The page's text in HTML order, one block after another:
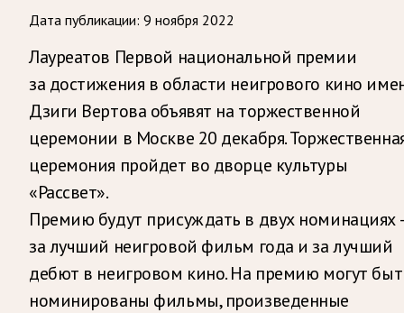
Дата публикации: 9 ноября 2022
Лауреатов Первой национальной премии
за достижения в области неигрового кино
Дзиги Вертова объявят на торжественной
церемонии в Москве 20 декабря.
церемония пройдет во дворце культуры
«Рассвет».
Премию будут присуждать в двух номинациях
за лучший неигровой фильм года и за лучший
дебют в неигровом кино. На премию могут
номинированы фильмы, произведенные